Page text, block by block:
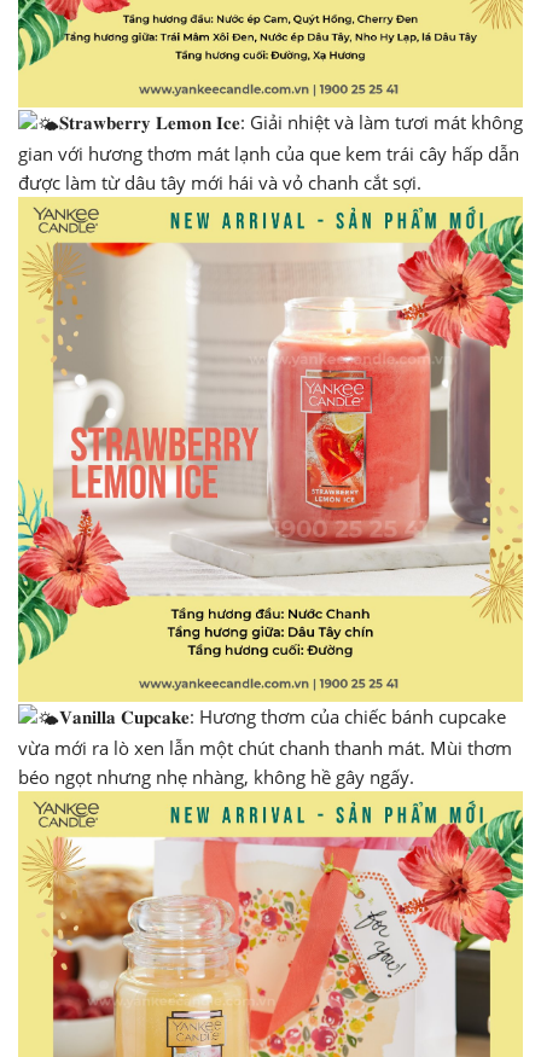
𝐒𝐭𝐫𝐚𝐰𝐛𝐞𝐫𝐫𝐲 𝐋𝐞𝐦𝐨𝐧 𝐈𝐜𝐞: Giải nhiệt và làm tươi mát không
gian với hương thơm mát lạnh của que kem trái cây hấp dẫn
được làm từ dâu tây mới hái và vỏ chanh cắt sợi.
𝐕𝐚𝐧𝐢𝐥𝐥𝐚 𝐂𝐮𝐩𝐜𝐚𝐤𝐞: Hương thơm của chiếc bánh cupcake
vừa mới ra lò xen lẫn một chút chanh thanh mát. Mùi thơm
béo ngọt nhưng nhẹ nhàng, không hề gây ngấy.